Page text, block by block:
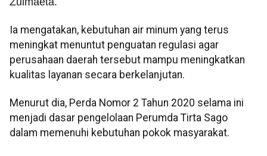
Ia mengatakan, kebutuhan air minum yang terus
meningkat menuntut penguatan regulasi agar
perusahaan daerah tersebut mampu meningkatkan
kualitas layanan secara berkelanjutan.
Menurut dia, Perda Nomor 2 Tahun 2020 selama ini
menjadi dasar pengelolaan Perumda Tirta Sago
dalam memenuhi kebutuhan pokok masyarakat.